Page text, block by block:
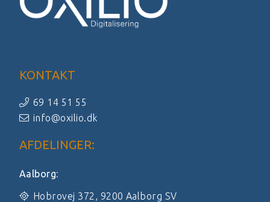
KONTAKT
69 14 51 55
info@oxilio.dk
AFDELINGER:
Aalborg:
Hobrovej 372, 9200 Aalborg SV